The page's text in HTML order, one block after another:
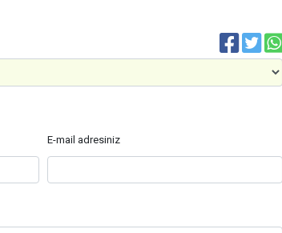
E-mail adresiniz